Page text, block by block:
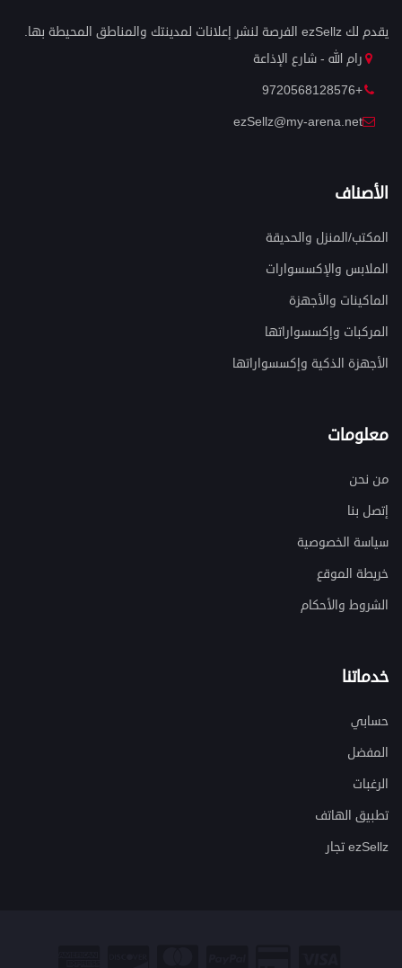
يقدم لك ezSellz الفرصة لنشر إعلانات لمدينتك والمناطق المحيطة بها.
رام الله - شارع الإذاعة
+9720568128576
ezSellz@my-arena.net
الأصناف
المكتب/المنزل والحديقة
الملابس والإكسسوارات
الماكينات والأجهزة
المركبات وإكسسواراتها
الأجهزة الذكية وإكسسواراتها
معلومات
من نحن
إتصل بنا
سياسة الخصوصية
خريطة الموقع
الشروط والأحكام
خدماتنا
حسابي
المفضل
الرغبات
تطبيق الهاتف
ezSellz تجار